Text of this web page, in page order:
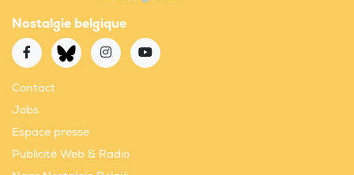
Nostalgie belgique
Contact
Jobs
Espace presse
Publicité Web & Radio